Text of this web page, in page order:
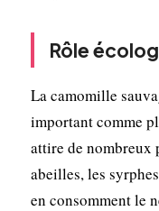
Rôle
La camomille
important comme
attire de nombreux
abeilles, les
en consomment le